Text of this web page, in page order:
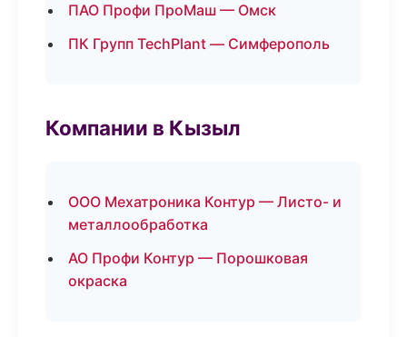
ПАО Профи ПроМаш — Омск
ПК Групп TechPlant — Симферополь
Компании в Кызыл
ООО Мехатроника Контур — Листо- и
металлообработка
АО Профи Контур — Порошковая
окраска